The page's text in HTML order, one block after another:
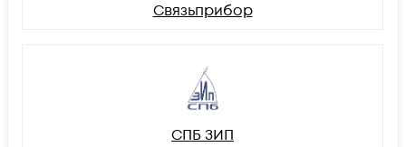
Связьприбор
СПБ ЗИП